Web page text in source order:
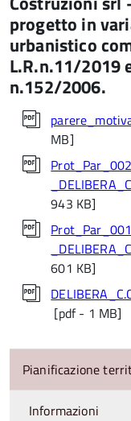
progetto in
urbanistico
L.R.n.11/2019
n.152/2006.
MB]
943 KB]
601 KB]
[pdf - 1 MB]
Pianificazione
Informazioni